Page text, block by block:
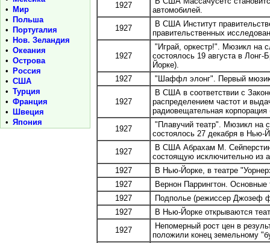
•
Мир
•
Польша
•
Португалия
•
Нов. Зеландия
• Океания
• Острова
•
Россия
• США
• Турция
• Франция
•
Швеция
• Япония
1927
автомобилей.
1927
В США Институт
правительственных
1927
"Играй, оркестр!". Мюзикл на
состоялось 19 августа в
Йорке).
1927
"Шаффл элонг". Первый
1927
В США в соответствии с
распределением частот и
радиовещательная корпорация
1927
"Плавучий театр". Мюзикл на
состоялось 27 декабря в Нью-
1927
В США Абрахам М. Сейперстин
состоящую исключительно из
1927
В Нью-Йорке, в театре
1927
Вернон Паррингтон. Основные
1927
Подполье (режиссер Джозеф
1927
В Нью-Йорке открываются
1927
Непомерный рост цен в
положили конец земельному